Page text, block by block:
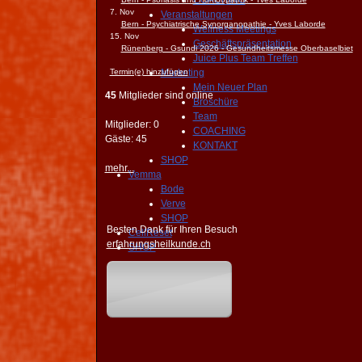
Veranstaltungen
Wellness Meetings
Geschäftspräsentation
Juice Plus Team Treffen
Marketing
Mein Neuer Plan
Broschüre
Team
COACHING
KONTAKT
SHOP
Vemma
Bode
Verve
SHOP
CellReset
SHOP
7. Nov
Bern - Psychiatrische Synorganopathie - Yves Laborde
15. Nov
Rünenberg - Gsundi 2026 - Gesundheitsmesse Oberbaselbiet
Termin(e) hinzufügen
45Mitglieder sind online
Mitglieder: 0
Gäste: 45
mehr...
Besten Dank für Ihren Besuch
erfahrungsheilkunde.ch